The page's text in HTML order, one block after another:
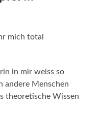
mich total
in mir weiss so
andere Menschen
theoretische Wissen